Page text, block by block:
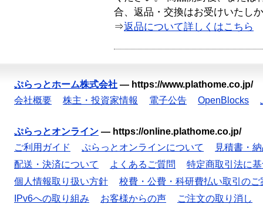
合、返品・交換はお受けいたし
⇒返品について詳しくはこちら
ぷらっとホーム株式会社 — https://www.plathome.co.jp/
会社概要
株主・投資家情報 電子公告 OpenBlocks
ぷらっとオンライン — https://online.plathome.co.jp/
ご利用ガイド
ぷらっとオンラインについて
見積書・
配送・決済について
よくあるご質問
特定商取引法に
個人情報取り扱い方針
校費・公費・科研費払い取引のご
IPv6への取り組み
お客様からの声 ご注文の取り消し